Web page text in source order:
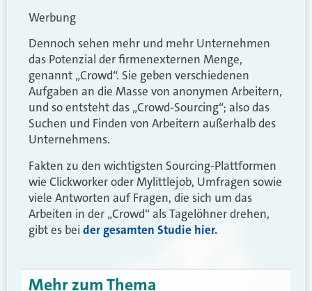
Werbung
Dennoch sehen mehr und mehr Unternehmen
das Potenzial der firmenexternen Menge,
genannt „Crowd“. Sie geben verschiedenen
Aufgaben an die Masse von anonymen Arbeitern,
und so entsteht das „Crowd-Sourcing“; also das
Suchen und Finden von Arbeitern außerhalb des
Unternehmens.
Fakten zu den wichtigsten Sourcing-Plattformen
wie Clickworker oder Mylittlejob, Umfragen sowie
viele Antworten auf Fragen, die sich um das
Arbeiten in der „Crowd“ als Tagelöhner drehen,
gibt es bei der gesamten Studie hier.
Mehr zum Thema